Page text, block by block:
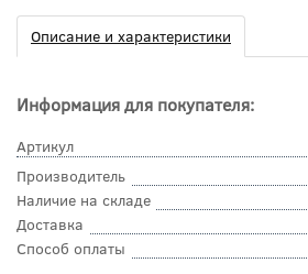
Описание и характеристики
Информация для покупателя:
Артикул
Производитель
Наличие на складе
Доставка
Способ оплаты